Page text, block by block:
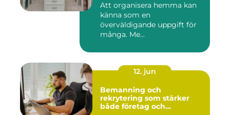
Att organisera hemma kan
känna som en
överväldigande uppgift för
många. Me...
12. jun
Bemanning och
rekrytering som stärker
både företag och